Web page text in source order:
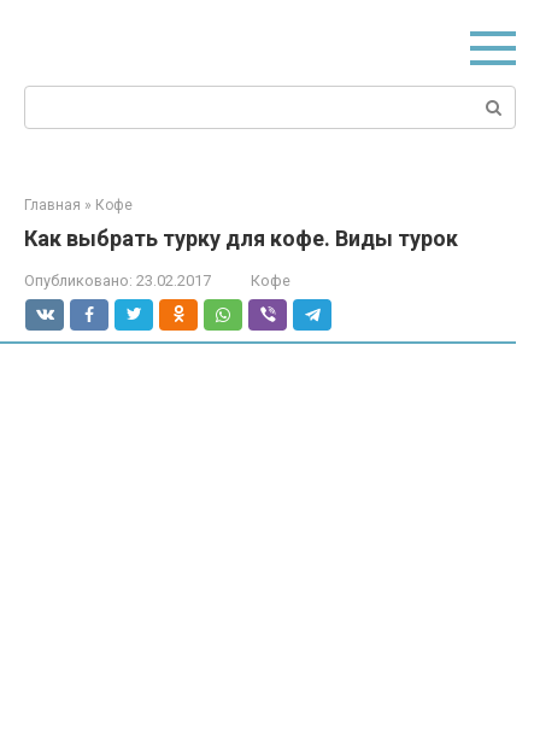
Главная » Кофе
Как выбрать турку для кофе. Виды турок
Опубликовано: 23.02.2017 Кофе